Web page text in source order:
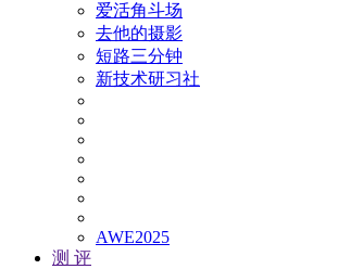
爱活角斗场
去他的摄影
短路三分钟
新技术研习社
AWE2025
测 评